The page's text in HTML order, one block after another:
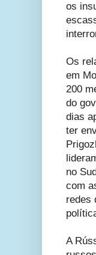
os
Os
em
200
do
dias
ter
no
com
redes
A